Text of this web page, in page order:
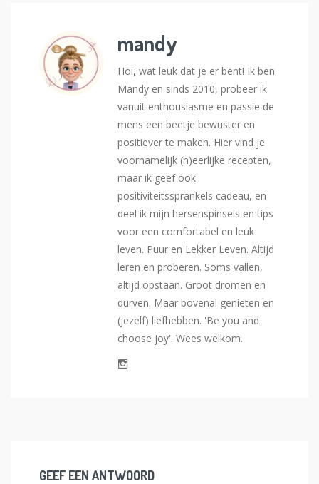
mandy
Hoi, wat leuk dat je er bent! Ik ben
Mandy en sinds 2010, probeer ik
vanuit enthousiasme en passie de
mens een beetje bewuster en
positiever te maken. Hier vind je
voornamelijk (h)eerlijke recepten,
maar ik geef ook
positiviteitssprankels cadeau, en
deel ik mijn hersenspinsels en tips
voor een comfortabel en leuk
leven. Puur en Lekker Leven. Altijd
leren en proberen. Soms vallen,
altijd opstaan. Groot dromen en
durven. Maar bovenal genieten en
(jezelf) liefhebben. 'Be you and
choose joy'. Wees welkom.
GEEF EEN ANTWOORD